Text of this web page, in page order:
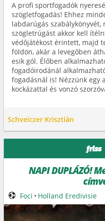
A profi sportfogadók
szögletfogadás! Ehhez
labdarúgás
szögletrúgást akkor kell
védőjátékost érintett, majd
földön, akár a levegőben
esik gól. Élőben
fogadóirodánál
fogadásnál is! Nézzünk egy
kockázattal és vonzó
Schveiczer Krisztián
friss
NAPI DUPLÁZÓ!
Foci • Holland Eredivisie